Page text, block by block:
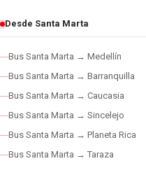
Desde Santa Marta
Bus Santa Marta → Medellín
Bus Santa Marta → Barranquilla
Bus Santa Marta → Caucasia
Bus Santa Marta → Sincelejo
Bus Santa Marta → Planeta Rica
Bus Santa Marta → Taraza